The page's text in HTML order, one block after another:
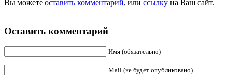
Вы можете оставить комментарий, или ссылку на Ваш сайт.
Оставить комментарий
Имя (обязательно)
Mail (не будет опубликовано)